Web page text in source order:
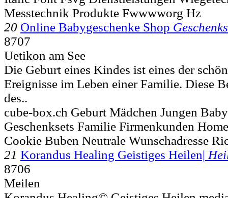
Messtechnik Produkte Fwwwworg Hz
20 Online Babygeschenke Shop
8707
Uetikon am See
Die Geburt eines Kindes ist eines der
Ereignisse im Leben einer Familie. Diese
des..
cube-box.ch Geburt Mädchen Jungen
Geschenksets Familie Firmenkunden
Cookie Buben Neutrale Wunschadresse
21 Korandus Healing Geistiges Heilen|
8706
Meilen